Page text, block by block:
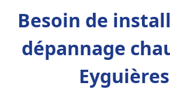
Besoin de
dépannage